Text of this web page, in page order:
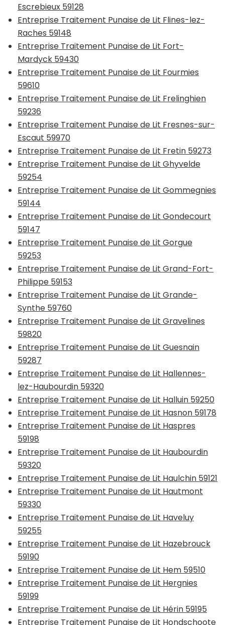
Escrebieux 59128
Entreprise Traitement Punaise de Lit Flines-lez-
Raches 59148
Entreprise Traitement Punaise de Lit Fort-
Mardyck 59430
Entreprise Traitement Punaise de Lit Fourmies
59610
Entreprise Traitement Punaise de Lit Frelinghien
59236
Entreprise Traitement Punaise de Lit Fresnes-sur-
Escaut 59970
Entreprise Traitement Punaise de Lit Fretin 59273
Entreprise Traitement Punaise de Lit Ghyvelde
59254
Entreprise Traitement Punaise de Lit Gommegnies
59144
Entreprise Traitement Punaise de Lit Gondecourt
59147
Entreprise Traitement Punaise de Lit Gorgue
59253
Entreprise Traitement Punaise de Lit Grand-Fort-
Philippe 59153
Entreprise Traitement Punaise de Lit Grande-
Synthe 59760
Entreprise Traitement Punaise de Lit Gravelines
59820
Entreprise Traitement Punaise de Lit Guesnain
59287
Entreprise Traitement Punaise de Lit Hallennes-
lez-Haubourdin 59320
Entreprise Traitement Punaise de Lit Halluin 59250
Entreprise Traitement Punaise de Lit Hasnon 59178
Entreprise Traitement Punaise de Lit Haspres
59198
Entreprise Traitement Punaise de Lit Haubourdin
59320
Entreprise Traitement Punaise de Lit Haulchin 59121
Entreprise Traitement Punaise de Lit Hautmont
59330
Entreprise Traitement Punaise de Lit Haveluy
59255
Entreprise Traitement Punaise de Lit Hazebrouck
59190
Entreprise Traitement Punaise de Lit Hem 59510
Entreprise Traitement Punaise de Lit Hergnies
59199
Entreprise Traitement Punaise de Lit Hérin 59195
Entreprise Traitement Punaise de Lit Hondschoote